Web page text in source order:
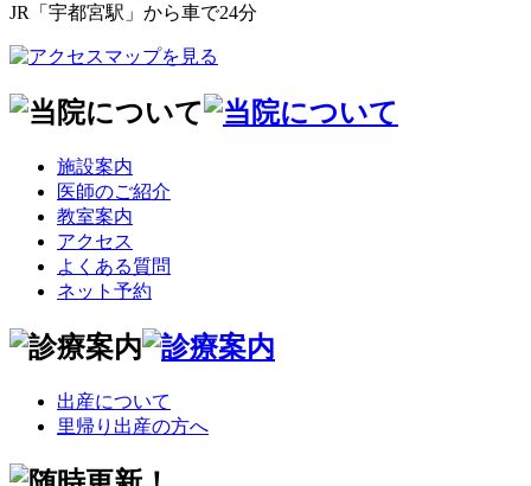
JR「宇都宮駅」から車で24分
施設案内
医師のご紹介
教室案内
アクセス
よくある質問
ネット予約
出産について
里帰り出産の方へ